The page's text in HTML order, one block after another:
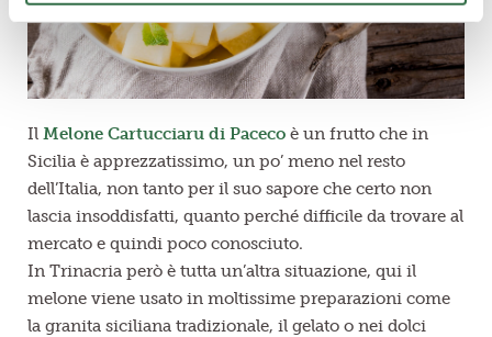
Il Melone Cartucciaru di Paceco è un frutto che in
Sicilia è apprezzatissimo, un po’ meno nel resto
dell’Italia, non tanto per il suo sapore che certo non
lascia insoddisfatti, quanto perché difficile da trovare al
mercato e quindi poco conosciuto.
In Trinacria però è tutta un’altra situazione, qui il
melone viene usato in moltissime preparazioni come
la granita siciliana tradizionale, il gelato o nei dolci